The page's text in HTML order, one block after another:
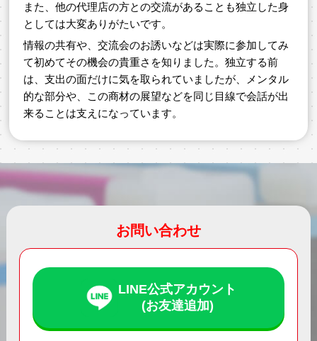
また、他の代理店の方との交流があることも独立した身
としては大変ありがたいです。
情報の共有や、交流会のお誘いなどは実際に参加してみ
て初めてその機会の貴重さを知りました。独立する前
は、支出の面だけに気を取られていましたが、メンタル
的な部分や、この商材の展望などを同じ目線で会話が出
来ることは支えになっています。
お問い合わせ
LINE公式アカウント
(お友達追加)